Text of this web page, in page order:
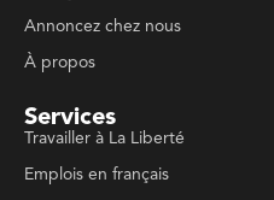
Annoncez chez nous
À propos
Services
Travailler à La Liberté
Emplois en français